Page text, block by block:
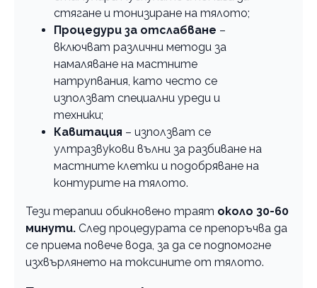
стягане и тонизиране на тялото;
Процедури за отслабване –
включват различни методи за
намаляване на мастните
натрупвания, като често се
използват специални уреди и
техники;
Кавитация – използват се
ултразвукови вълни за разбиване на
мастните клетки и подобряване на
контурите на тялото.
Тези терапии обикновено траят около 30-60
минути. След процедурата се препоръчва да
се приема повече вода, за да се подпомогне
изхвърлянето на токсините от тялото.